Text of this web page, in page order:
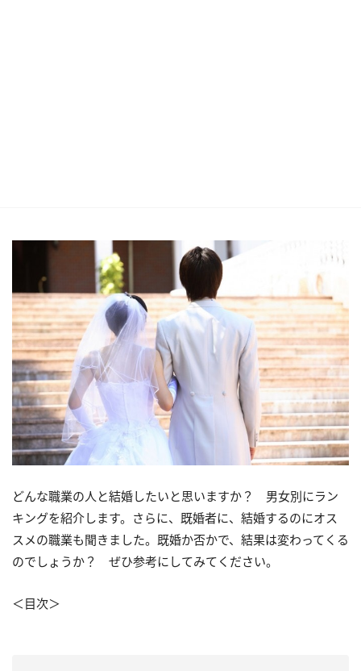
どんな職業の人と結婚したいと思いますか？ 男女別にラン
キングを紹介します。さらに、既婚者に、結婚するのにオス
スメの職業も聞きました。既婚か否かで、結果は変わってくる
のでしょうか？ ぜひ参考にしてみてください。
＜目次＞